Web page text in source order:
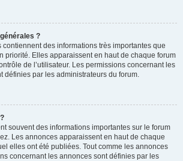
?
des informations très importantes que
priorité. Elles apparaissent en haut de chaque forum
de l’utilisateur. Les permissions concernant les
définies par les administrateurs du forum.
souvent des informations importantes sur le forum
Les annonces apparaissent en haut de chaque
elles ont été publiées. Tout comme les annonces
concernant les annonces sont définies par les